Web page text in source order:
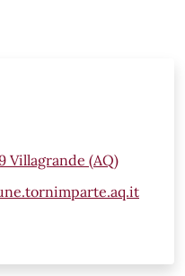
Villagrande (AQ)